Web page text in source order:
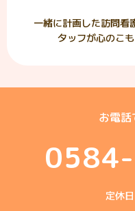
一緒に計画した訪問看
タッフが心のこ
お電話
定休